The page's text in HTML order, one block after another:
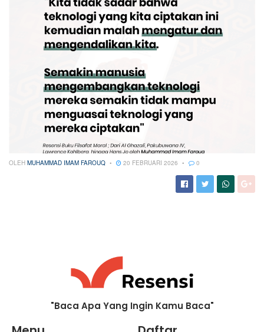
OLEH MUHAMMAD IMAM FAROUQ 20 FEBRUARI 2026 0
"Baca Apa Yang Ingin Kamu Baca"